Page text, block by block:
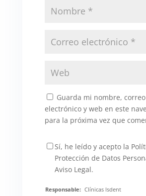
Guarda mi nombre, correo
electrónico y web en este
para la próxima vez que
Sí, he leído y acepto la
Protección de Datos
Aviso Legal.
Responsable: Clínicas Isdent